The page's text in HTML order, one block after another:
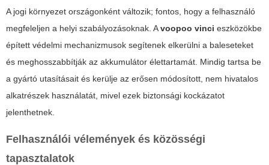
A jogi környezet országonként változik; fontos, hogy a felhasználó
megfeleljen a helyi szabályozásoknak. Avoopoo vinci eszközökbe
épített védelmi mechanizmusok segítenek elkerülni a baleseteket
és meghosszabbítják az akkumulátor élettartamát. Mindig tartsa be
a gyártó utasításait és kerülje az erősen módosított, nem hivatalos
alkatrészek használatát, mivel ezek biztonsági kockázatot
jelenthetnek.
Felhasználói vélemények és közösségi
tapasztalatok